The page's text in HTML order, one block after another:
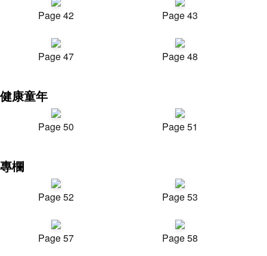
Page 42 Page 43
Page 47 Page 48
健康童年
Page 50 Page 51
專欄
Page 52 Page 53
Page 57 Page 58